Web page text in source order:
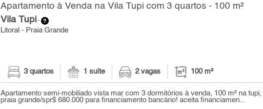
Apartamento à Venda na Vila Tupi com 3 quartos - 100 m²
Vila Tupi-
Litoral - Praia Grande
3 quartos 1 suíte 2 vagas 100 m²
Apartamento semi-mobiliado vista mar com 3 dormitórios à venda, 100 m² na tupi,
praia grande/spr$ 680.000 para financiamento bancário! aceita financiamen...